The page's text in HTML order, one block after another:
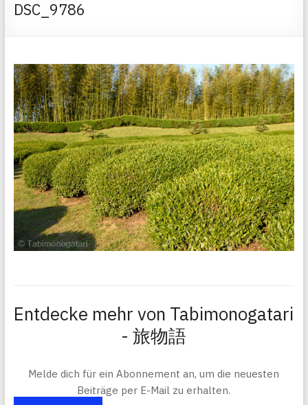
DSC_9786
Entdecke mehr von Tabimonogatari
- 旅物語
Melde dich für ein Abonnement an, um die neuesten
Beiträge per E-Mail zu erhalten.